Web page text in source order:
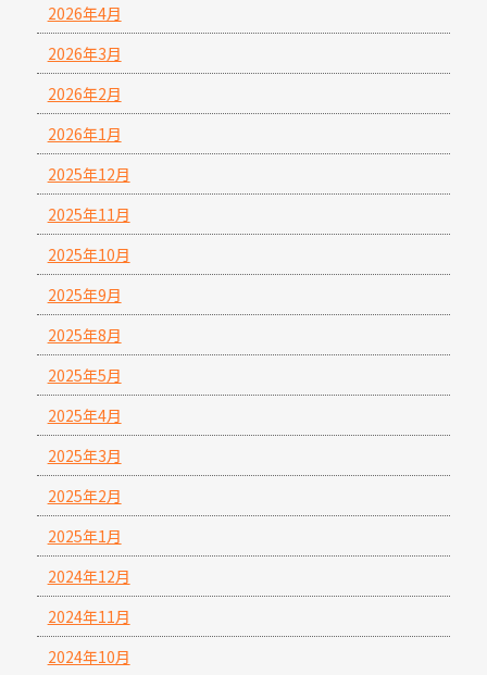
2026年4月
2026年3月
2026年2月
2026年1月
2025年12月
2025年11月
2025年10月
2025年9月
2025年8月
2025年5月
2025年4月
2025年3月
2025年2月
2025年1月
2024年12月
2024年11月
2024年10月